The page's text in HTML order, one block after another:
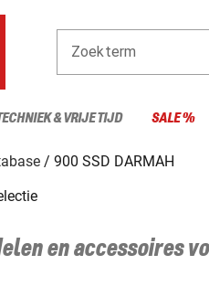
Zoekterm
& VRIJE TIJD SALE %
900 SSD DARMAH
en accessoires